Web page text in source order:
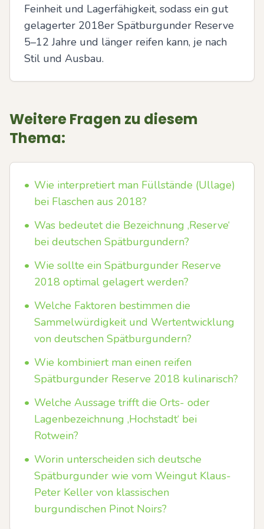
Feinheit und Lagerfähigkeit, sodass ein gut
gelagerter 2018er Spätburgunder Reserve
5–12 Jahre und länger reifen kann, je nach
Stil und Ausbau.
Weitere Fragen zu diesem
Thema:
• Wie interpretiert man Füllstände (Ullage)
bei Flaschen aus 2018?
• Was bedeutet die Bezeichnung ‚Reserve‘
bei deutschen Spätburgundern?
• Wie sollte ein Spätburgunder Reserve
2018 optimal gelagert werden?
• Welche Faktoren bestimmen die
Sammelwürdigkeit und Wertentwicklung
von deutschen Spätburgundern?
• Wie kombiniert man einen reifen
Spätburgunder Reserve 2018 kulinarisch?
• Welche Aussage trifft die Orts- oder
Lagenbezeichnung ‚Hochstadt‘ bei
Rotwein?
• Worin unterscheiden sich deutsche
Spätburgunder wie vom Weingut Klaus-
Peter Keller von klassischen
burgundischen Pinot Noirs?